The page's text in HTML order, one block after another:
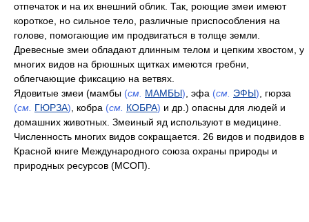
отпечаток и на их внешний облик. Так, роющие змеи имеют
короткое, но сильное тело, различные приспособления на
голове, помогающие им продвигаться в толще земли.
Древесные змеи обладают длинным телом и цепким хвостом, у
многих видов на брюшных щитках имеются гребни,
облегчающие фиксацию на ветвях.
Ядовитые змеи (мамбы (см. МАМБЫ) , эфа (см. ЭФЫ) , гюрза
(см. ГЮРЗА) , кобра (см. КОБРА) и др.) опасны для людей и
домашних животных. Змеиный яд используют в медицине.
Численность многих видов сокращается. 26 видов и подвидов в
Красной книге Международного союза охраны природы и
природных ресурсов (МСОП).